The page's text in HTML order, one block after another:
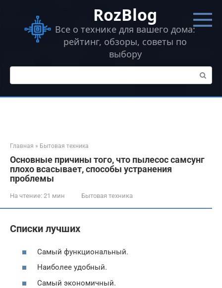
контенту
RozBlog
Все о технике для вашего дома:
рейтинг, обзоры, советы по
выбору
Поиск:
Главная » Бытовая техника
Основные причины того, что пылесос самсунг
плохо всасывает, способы устранения
проблемы
На чтение: 21 мин Бытовая техника
Списки лучших
Самый функциональный.
Наиболее удобный.
Самый экономичный.